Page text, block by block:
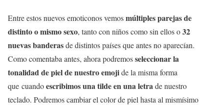
Entre estos nuevos emoticonos vemosmúltiples parejas de
distinto o mismo sexo, tanto con niños como sin ellos o32
nuevas banderasde distintos países que antes no aparecían.
Como comentaba antes, ahora podremosseleccionar la
tonalidad de piel de nuestro emojide la misma forma
que cuandoescribimos una tilde en una letra de nuestro
teclado. Podremos cambiar el color de piel hasta al mismísimo